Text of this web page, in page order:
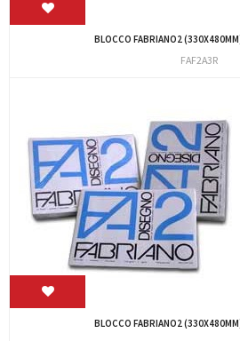
BLOCCO FABRIANO2
FAF2A3R
BLOCCO FABRIANO2